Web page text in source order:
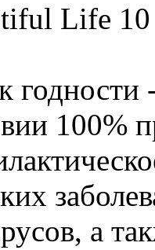
Life
годности
100%
а